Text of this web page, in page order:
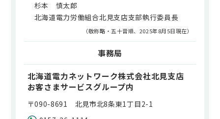
杉本 慎太郎
北海道電力労働組合北見支店支部執行委員長
（敬称略・五十音順、2025年8月5日現在）
事務局
北海道電力ネットワーク株式会社北見支店
お客さまサービスグループ内
〒090-8691 北見市北8条東1丁目2-1